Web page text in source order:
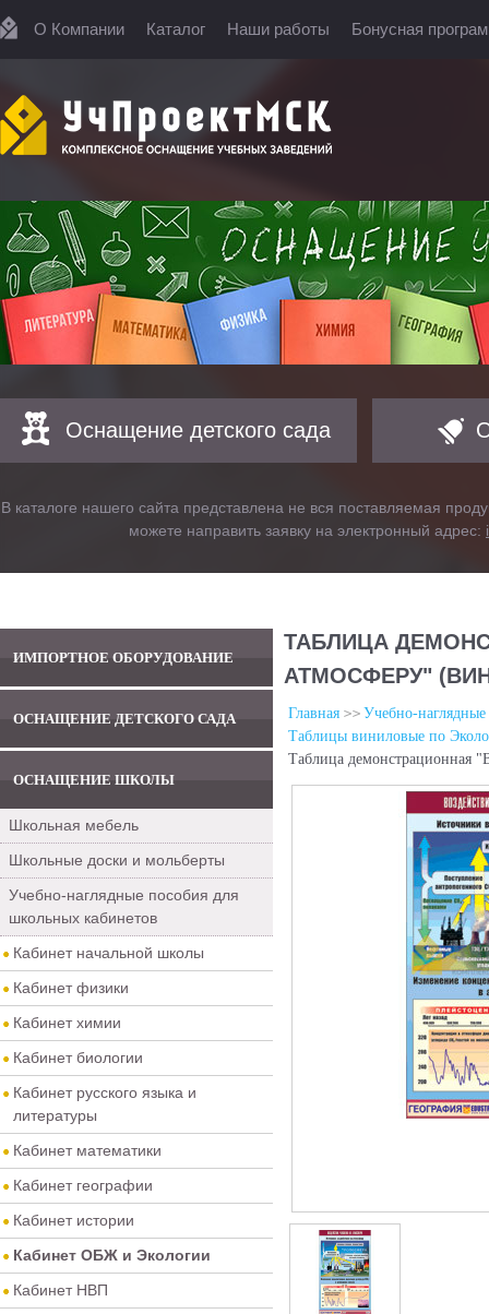
О Компании Каталог Наши работы Бонусная
Оснащение детского сада
В каталоге нашего сайта представлена не вся поставляемая
можете направить заявку на электронный адрес:
ИМПОРТНОЕ ОБОРУДОВАНИЕ
ОСНАЩЕНИЕ ДЕТСКОГО САДА
ОСНАЩЕНИЕ ШКОЛЫ
Школьная мебель
Школьные доски и мольберты
Учебно-наглядные пособия для
школьных кабинетов
Кабинет начальной школы
Кабинет физики
Кабинет химии
Кабинет биологии
Кабинет русского языка и
литературы
Кабинет математики
Кабинет географии
Кабинет истории
Кабинет ОБЖ и Экологии
Кабинет НВП
ТАБЛИЦА
АТМОСФЕРУ"
Главная
Учебно-
Таблицы виниловые по
Таблица демонстрационная